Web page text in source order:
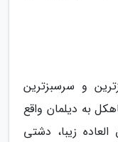
و سرسبزترین
به دیلمان واقع
زیبا، دشتی